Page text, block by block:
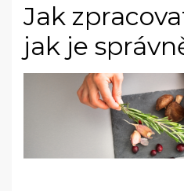
Jak
jak je